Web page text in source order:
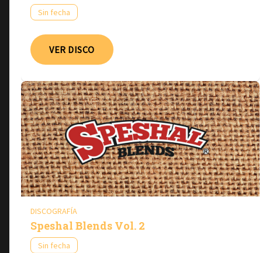
Sin fecha
VER DISCO
DISCOGRAFÍA
Speshal Blends Vol. 2
Sin fecha